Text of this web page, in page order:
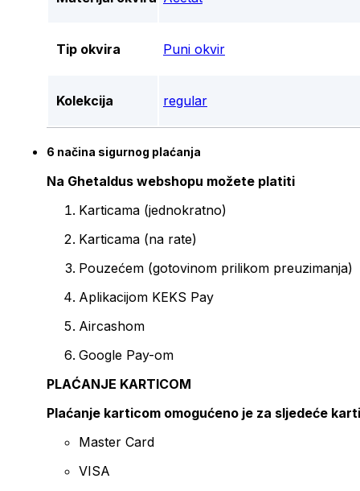
Tip okvira Puni okvir
Kolekcija regular
6 načina sigurnog plaćanja
Na Ghetaldus webshopu možete platiti
Karticama (jednokratno)
Karticama (na rate)
Pouzećem (gotovinom prilikom preuzimanja)
Aplikacijom KEKS Pay
Aircashom
Google Pay-om
PLAĆANJE KARTICOM
Plaćanje karticom omogućeno je za sljedeće
Master Card
VISA